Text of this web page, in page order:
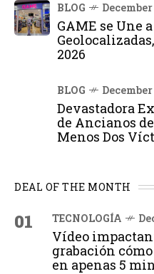
BLOG
GAME se Une
2026
BLOG
Devastadora
de Ancianos
Menos Dos
DEAL OF THE MONTH
01 TECNOLOGÍA
Vídeo
grabación
en apenas 5